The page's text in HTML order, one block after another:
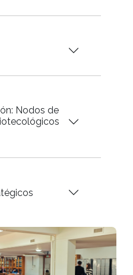
Nodos de